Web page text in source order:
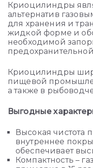
Криоцилиндры
альтернатив
для хранения и
жидкой форме и
необходимой
Криоцилиндры
пищевой
а также в
Выгодные
Высокая чистота
внутреннее
обеспечивает
Компактность –